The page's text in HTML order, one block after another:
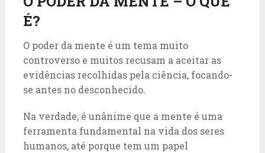
É?
O poder da mente é um tema muito
controverso e muitos recusam a aceitar as
evidências recolhidas pela ciência, focando-
se antes no desconhecido.
Na verdade, é unânime que a mente é uma
ferramenta fundamental na vida dos seres
humanos, até porque tem um papel